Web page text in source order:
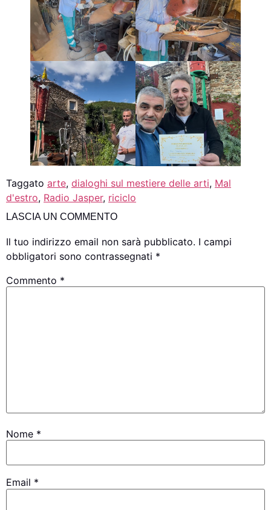
Taggato arte, dialoghi sul mestiere delle arti, Mal
d'estro, Radio Jasper, riciclo
LASCIA UN COMMENTO
Il tuo indirizzo email non sarà pubblicato. I campi
obbligatori sono contrassegnati *
Commento *
Nome *
Email *